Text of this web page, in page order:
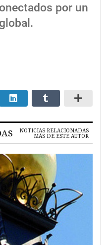
por un
NOTICIAS RELACIONADAS
MÁS DE ESTE AUTOR